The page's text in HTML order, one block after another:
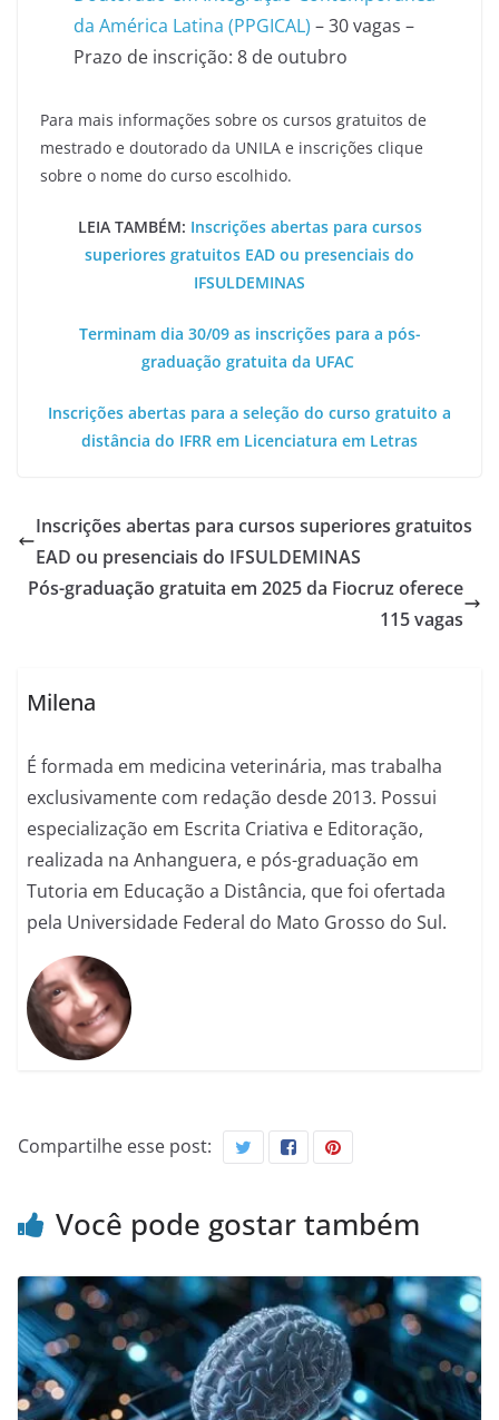
da América Latina (PPGICAL) – 30 vagas –
Prazo de inscrição: 8 de outubro
Para mais informações sobre os cursos gratuitos de
mestrado e doutorado da UNILA e inscrições clique
sobre o nome do curso escolhido.
LEIA TAMBÉM: Inscrições abertas para cursos
superiores gratuitos EAD ou presenciais do
IFSULDEMINAS
Terminam dia 30/09 as inscrições para a pós-
graduação gratuita da UFAC
Inscrições abertas para a seleção do curso gratuito a
distância do IFRR em Licenciatura em Letras
Inscrições abertas para cursos superiores gratuitos
EAD ou presenciais do IFSULDEMINAS
Pós-graduação gratuita em 2025 da Fiocruz oferece
115 vagas
Milena
É formada em medicina veterinária, mas trabalha
exclusivamente com redação desde 2013. Possui
especialização em Escrita Criativa e Editoração,
realizada na Anhanguera, e pós-graduação em
Tutoria em Educação a Distância, que foi ofertada
pela Universidade Federal do Mato Grosso do Sul.
Compartilhe esse post:
Você pode gostar também